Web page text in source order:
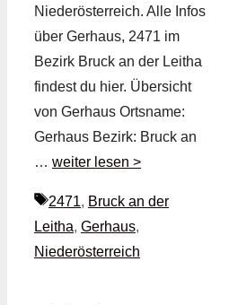
Niederösterreich. Alle Infos
über Gerhaus, 2471 im
Bezirk Bruck an der Leitha
findest du hier. Übersicht
von Gerhaus Ortsname:
Gerhaus Bezirk: Bruck an
… weiter lesen >
Schlagwörter
2471, Bruck an der
Leitha, Gerhaus,
Niederösterreich